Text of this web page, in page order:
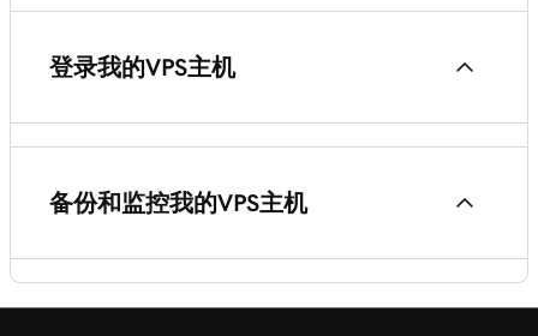
查看我的VPS Hosting的资源使用情况和正常运行
将我的网站移动到 GoDaddy
登录我的VPS主机
备份和监控我的VPS主机